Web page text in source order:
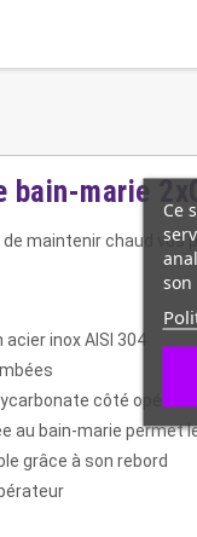
marie
maintenir chaud vos
inox AISI 304
côté
au bain-marie
grâce à son rebord
Ce
son